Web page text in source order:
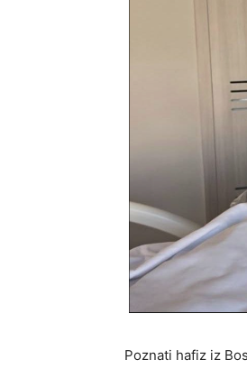
Poznati hafiz iz